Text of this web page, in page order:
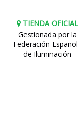
TIENDA OFICIAL
Gestionada por la
Federación
de Iluminación